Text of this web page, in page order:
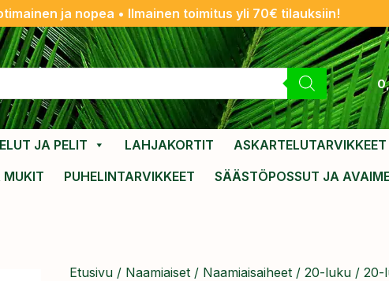
ja nopea • Ilmainen toimitus yli 70€ tilauksiin!
JA PELIT LAHJAKORTIT ASKARTELUTARVIKKEET
PUHELINTARVIKKEET SÄÄSTÖPOSSUT JA
Etusivu / Naamiaiset / Naamiaisaiheet / 20-luku / 20-